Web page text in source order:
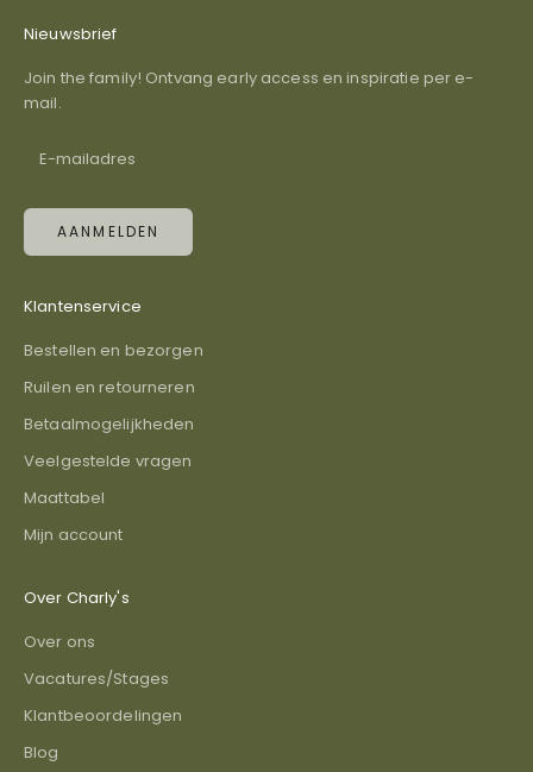
Nieuwsbrief
Join the family! Ontvang early access en inspiratie per e-
mail.
AANMELDEN
Klantenservice
Bestellen en bezorgen
Ruilen en retourneren
Betaalmogelijkheden
Veelgestelde vragen
Maattabel
Mijn account
Over Charly's
Over ons
Vacatures/Stages
Klantbeoordelingen
Blog